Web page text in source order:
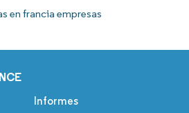
en francia empresas
Informes